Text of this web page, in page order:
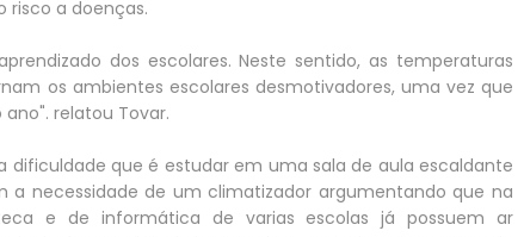
risco a doenças.
dos escolares. Neste sentido, as temperaturas
os ambientes escolares desmotivadores, uma vez que
relatou Tovar.
dificuldade que é estudar em uma sala de aula escaldante
a necessidade de um climatizador argumentando que na
e de informática de varias escolas já possuem ar